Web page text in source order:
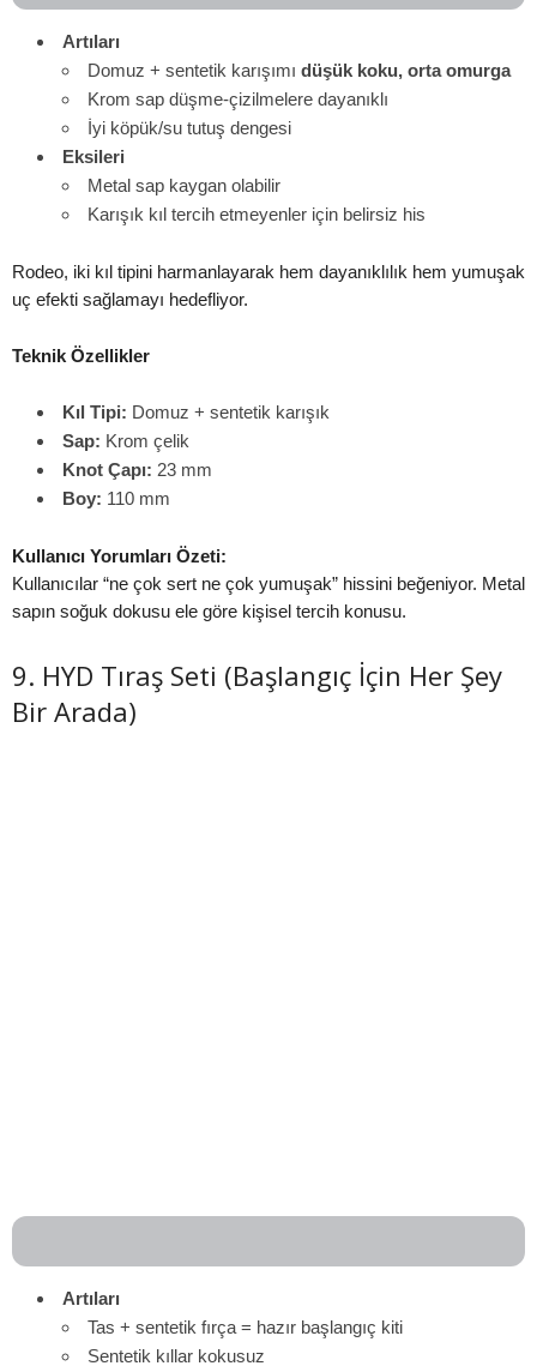
Artıları
Domuz + sentetik karışımı düşük koku, orta omurga
Krom sap düşme-çizilmelere dayanıklı
İyi köpük/su tutuş dengesi
Eksileri
Metal sap kaygan olabilir
Karışık kıl tercih etmeyenler için belirsiz his
Rodeo, iki kıl tipini harmanlayarak hem dayanıklılık hem yumuşak
uç efekti sağlamayı hedefliyor.
Teknik Özellikler
Kıl Tipi: Domuz + sentetik karışık
Sap: Krom çelik
Knot Çapı: 23 mm
Boy: 110 mm
Kullanıcı Yorumları Özeti:
Kullanıcılar “ne çok sert ne çok yumuşak” hissini beğeniyor. Metal
sapın soğuk dokusu ele göre kişisel tercih konusu.
9. HYD Tıraş Seti (Başlangıç İçin Her Şey
Bir Arada)
Artıları
Tas + sentetik fırça = hazır başlangıç kiti
Sentetik kıllar kokusuz